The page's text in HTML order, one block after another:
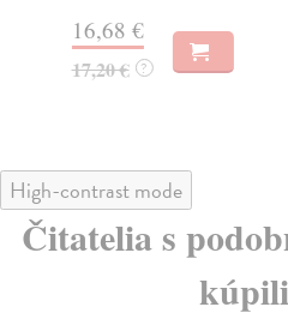
16,68 €
17,20 € ?
High-contrast mode
Čitatelia s